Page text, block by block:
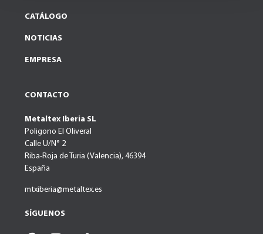
CATÁLOGO
NOTICIAS
EMPRESA
CONTACTO
Metaltex Iberia SL
Poligono El Oliveral
Calle U/N° 2
Riba-Roja de Turia (Valencia), 46394
España
mtxiberia@metaltex.es
SÍGUENOS